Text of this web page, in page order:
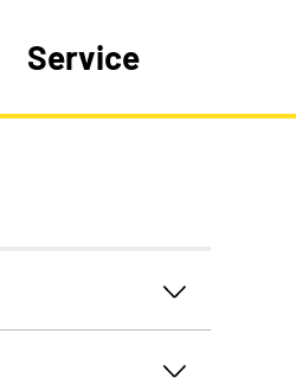
Service